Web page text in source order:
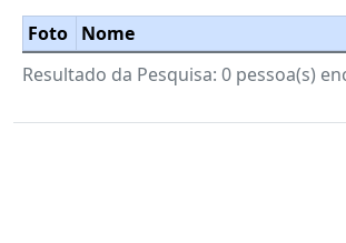
Foto Nome
Resultado da Pesquisa: 0 pessoa(s)